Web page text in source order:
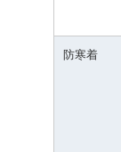
防寒着